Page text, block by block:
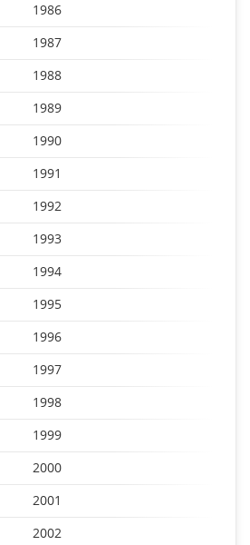
1986
1987
1988
1989
1990
1991
1992
1993
1994
1995
1996
1997
1998
1999
2000
2001
2002